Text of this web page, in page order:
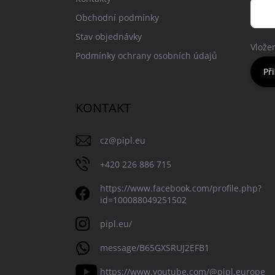
Obchodní podmínky
Stav objednávky
Podmínky ochrany osobních údajů
KONTAKT
cz@pipl.eu
+420 226 886 715
https://www.facebook.com/profile.php?
id=100088049251502
pipl.eu/
message/B65GXSRUJ2EFB1
https://www.youtube.com/@pipl.europe